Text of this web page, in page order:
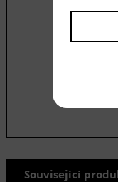
Souhlasím
Související